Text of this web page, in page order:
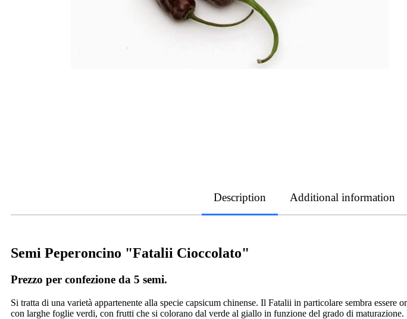
Description Additional information
Semi Peperoncino "Fatalii Cioccolato"
Prezzo per confezione da 5 semi.
Si tratta di una varietà appartenente alla specie capsicum chinense. Il Fatalii in particolare sembra
con larghe foglie verdi, con frutti che si colorano dal verde al giallo in funzione del grado di